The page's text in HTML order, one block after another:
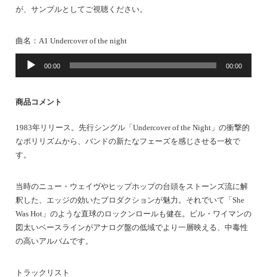
が、サンプルとしてご視聴ください。
曲名：A1 Undercover of the night
音
ー
ー
00:00 00:00
商品コメント
1983年リリース。先行シングル「Undercover of the Night」の衝撃的
なポリリズムから、バンドの新たなフェーズを感じさせる一枚で
す。
当時のニュー・ウェイヴやヒップホップの台頭をストーンズ流に解
釈した、エッジの効いたプロダクションが魅力。それでいて「She
Was Hot」のような直球のロックンロールも健在。ビル・ワイマンの
図太いベースラインがアナログ盤の低域でより一層映える、中毒性
の高いアルバムです。
トラックリスト